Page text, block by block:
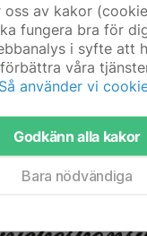
oss av kakor
fungera bra för
i syfte att
förbättra våra
Så använder vi
Godkänn alla kakor
Bara nödvändiga